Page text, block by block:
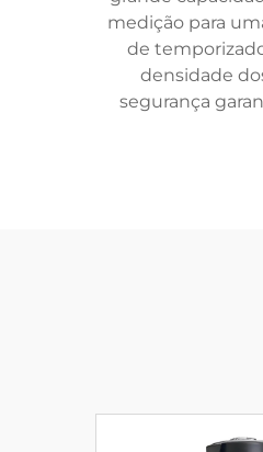
medição para
de
densidade
segurança